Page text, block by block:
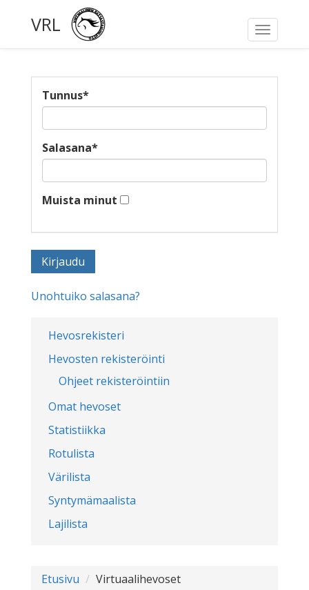
Toggle
VRL
Hevosrekisteri
Hevosten rekisteröinti
Ohjeet rekisteröintiin
Omat hevoset
Statistiikka
Rotulista
Värilista
Syntymämaalista
Lajilista
Tunnus*
Salasana*
Muista minut
Unohtuiko salasana?
Etusivu Virtuaalihevoset